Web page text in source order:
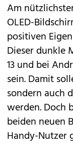
Am
OLED-
positiven
Dieser dunkle
13und bei
sein. Damit
sondern auch
werden. Doch
beiden neuen
Handy-Nutzer